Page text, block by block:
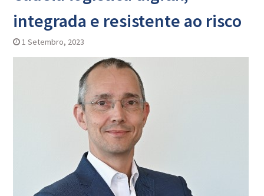
integrada e resistente ao risco
1 Setembro, 2023